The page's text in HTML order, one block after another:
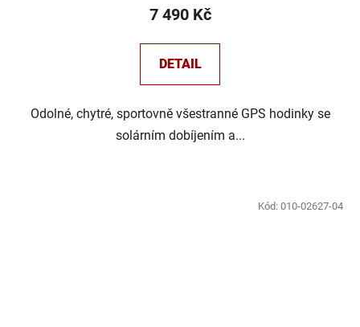
7 490 Kč
DETAIL
Odolné, chytré, sportovně všestranné GPS hodinky se
solárním dobíjením a...
Kód: 010-02627-04